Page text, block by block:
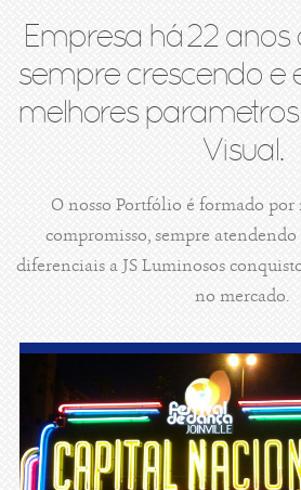
Empresa há 22
sempre crescendo e
melhores
Visual.
O nosso Portfólio é formado por
compromisso, sempre atendendo
diferenciais a JS Luminosos
no mercado.